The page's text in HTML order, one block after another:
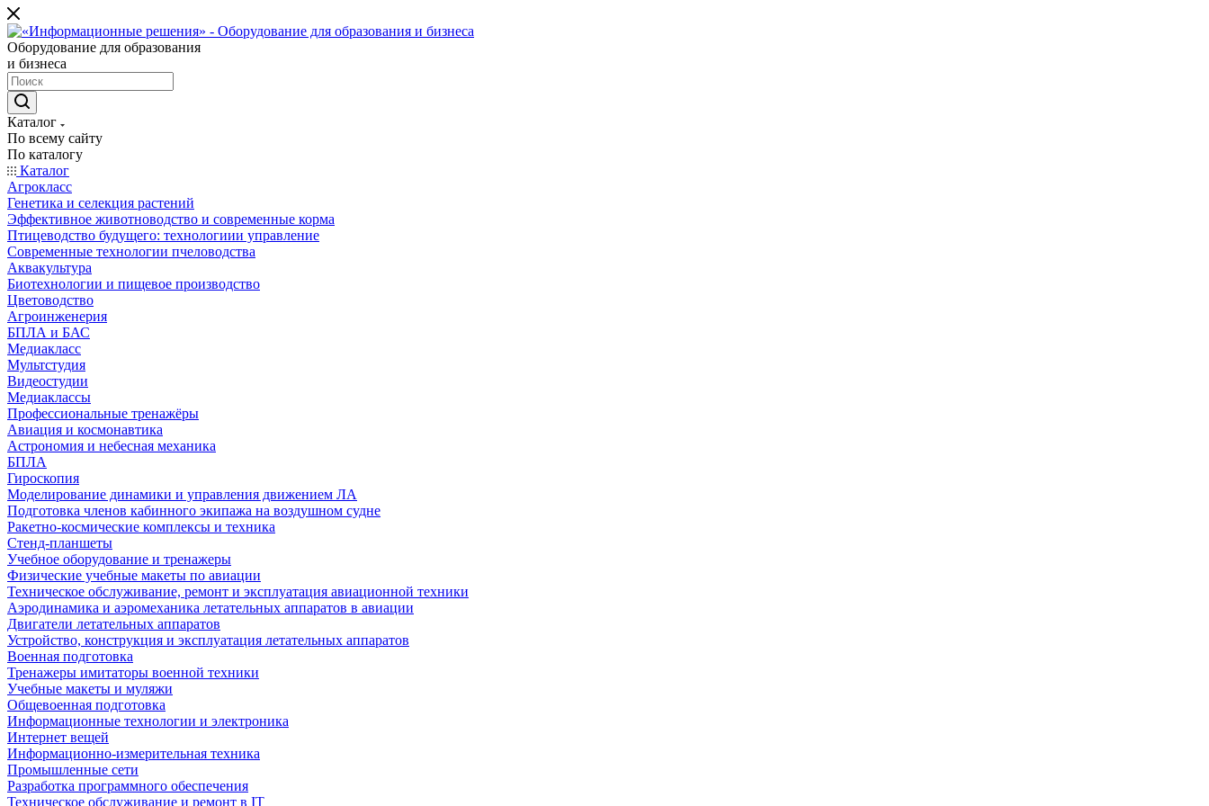
Оборудование для образования
и бизнеса
Каталог
По всему сайту
По каталогу
Каталог
Агрокласс
Генетика и селекция растений
Эффективное животноводство и современные корма
Птицеводство будущего: технологиии управление
Современные технологии пчеловодства
Аквакультура
Биотехнологии и пищевое производство
Цветоводство
Агроинженерия
БПЛА и БАС
Медиакласс
Мультстудия
Видеостудии
Медиаклассы
Профессиональные тренажёры
Авиация и космонавтика
Астрономия и небесная механика
БПЛА
Гироскопия
Моделирование динамики и управления движением ЛА
Подготовка членов кабинного экипажа на воздушном судне
Ракетно-космические комплексы и техника
Стенд-планшеты
Учебное оборудование и тренажеры
Физические учебные макеты по авиации
Техническое обслуживание, ремонт и эксплуатация авиационной техники
Аэродинамика и аэромеханика летательных аппаратов в авиации
Двигатели летательных аппаратов
Устройство, конструкция и эксплуатация летательных аппаратов
Военная подготовка
Тренажеры имитаторы военной техники
Учебные макеты и муляжи
Общевоенная подготовка
Информационные технологии и электроника
Интернет вещей
Информационно-измерительная техника
Промышленные сети
Разработка программного обеспечения
Техническое обслуживание и ремонт в IT